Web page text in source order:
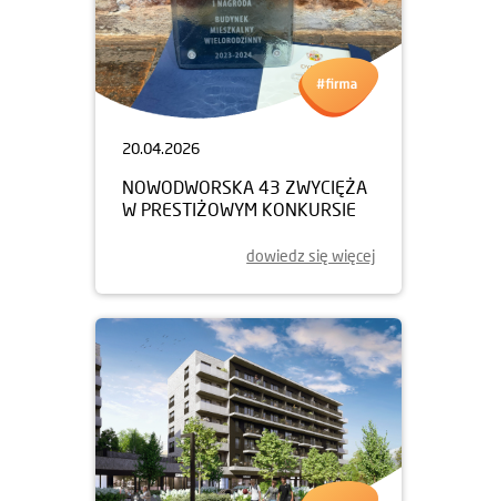
20.04.2026
NOWODWORSKA 43 ZWYCIĘŻA
W PRESTIŻOWYM KONKURSIE
dowiedz się więcej